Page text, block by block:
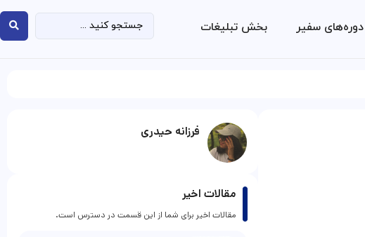
دوره‌های سفیر بخش تبلیغات
فرزانه حیدری
مقالات اخیر
مقالات اخیر برای شما از این قسمت در دسترس است.